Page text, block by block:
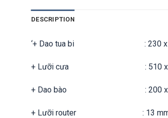
DESCRIPTION
‘+ Dao tua bi : 230 x
+ Lưỡi cưa : 510 x
+ Dao bào : 200 x 38x
+ Lưỡi router : 13